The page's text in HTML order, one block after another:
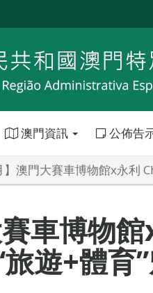
澳門資訊 公佈告
】澳門大賽車博物館x永利
車博物
遊+體育